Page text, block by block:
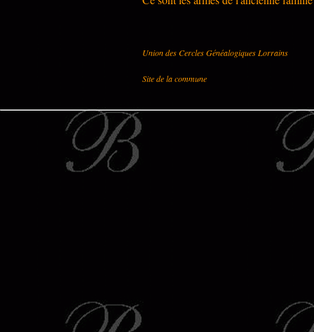
Union des Cercles Généalogiques Lorrains
Site de la commune